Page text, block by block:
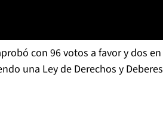
con 96 votos a favor y dos en
una Ley de Derechos y Deberes